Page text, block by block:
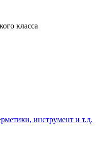
класса
инструмент и т.д.